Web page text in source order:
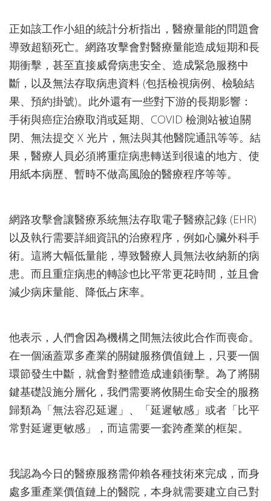
正如該工作小組的統計分析指出，醫療量能的問題會
導致超額死亡。網路攻擊會對醫療量能造成短期和長
期衝擊，甚至直接威脅病患安全、造成緊急服務中
斷，以及無法存取病患資料 (包括檢視病例、檢驗結
果、預約掛號)。此外還有一些對下游的長期影響：
手術與癌症治療取消或延期、COVID 檢測站被迫關
閉、無法提交 X 光片，無法與其他醫院通訊等等。結
果，醫療人員必須將重症病患轉送到很遠的地方、使
用紙本病歷、暫時不做高風險的醫療程序等等。
網路攻擊會讓醫療系統無法存取電子醫療記錄 (EHR)
以及執行需要詳細資訊的治療程序，例如心臟外科手
術。這將大幅低量能，導致醫療人員無法收納新的病
患。而且重症病患的轉診也比平常更花時間，並且會
減少病床量能、降低占床率。
他表示，人們會因為機構之間無法彼此合作而喪命。
在一個涵蓋眾多產業的關鍵服務價值鏈上，只要一個
環節發生中斷，就會對整體造成連鎖衝擊。為了將關
鍵基礎設施分層化，我們需要將攸關生命安全的服務
歸類為「無法容忍延遲」、「延遲敏感」或者「比平
常對延遲更敏感」，而這需要一套跨產業的框架。
我認為今日的醫療服務需仰賴各種技術來完成，而身
處多重產業價值鏈上的醫院，本身就需要建立自己對